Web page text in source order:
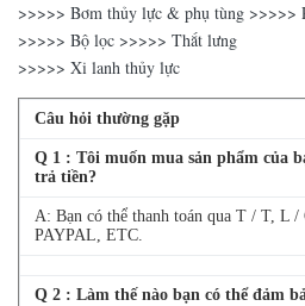
>>>>> Bơm thủy lực & phụ tùng >>>>>
>>>>> Bộ lọc >>>>> Thắt lưng
>>>>> Xi lanh thủy lực
Câu hỏi thường gặp
Q 1 : Tôi muốn mua sản phẩm của
trả tiền?
A: Bạn có thể thanh toán qua T / T, L
PAYPAL, ETC.
Q 2 : Làm thế nào bạn có thể đảm